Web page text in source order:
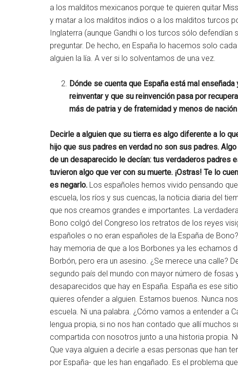
a los malditos mexicanos porque te quieren quitar
y matar a los malditos indios o a los malditos turcos
Inglaterra (aunque Gandhi o los turcos sólo
preguntar. De hecho, en España lo hacemos solo
alguien la lía. A ver si lo solventamos de una vez.
Dónde se cuenta que España está mal
reinventar y que su reinvención pasa por
más de patria y de fraternidad y menos de
Decirle a alguien que su tierra es algo diferente a lo
hijo que sus padres en verdad no son sus padres.
de un desaparecido le decían: tus verdaderos padres
tuvieron algo que ver con su muerte. ¡Ostras! Te lo
es negarlo. Los españoles hemos vivido pensando
escuela, los ríos y sus cuencas, la noticia diaria del
que nos creamos grandes e importantes. La
Bono colgó del Congreso los retratos de los reyes
españoles o no eran españoles de la España de
hay memoria de que a los Borbones ya les echamos
Borbón, pero era un asesino. ¿Se merece una calle?
segundo país del mundo con mayor número de
desaparecidos que hay en España. España es ese
quieres ofender a alguien. Estamos buenos. Nunca
escuela. Ni una palabra. ¿Cómo vamos a entender a
lengua propia, si no nos han contado que allí muchos
compartida con nosotros junto a una historia propia.
Que vaya alguien a decirle a esas personas que han
por España- que les han engañado. Es el problema